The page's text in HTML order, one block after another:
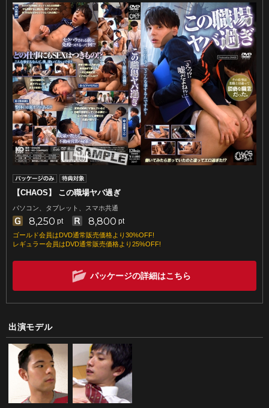
【CHAOS】 この職場ヤバ過ぎ
パソコン、タブレット、スマホ共通
8,250 pt 8,800 pt
ゴールド会員はDVD通常販売価格より30%OFF!
レギュラー会員はDVD通常販売価格より25%OFF!
パッケージの詳細はこちら
出演モデル